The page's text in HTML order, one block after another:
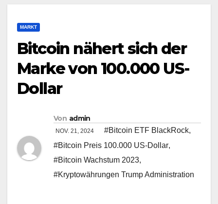
MARKT
Bitcoin nähert sich der
Marke von 100.000 US-
Dollar
Von admin
NOV. 21, 2024 #Bitcoin ETF BlackRock,
#Bitcoin Preis 100.000 US-Dollar,
#Bitcoin Wachstum 2023,
#Kryptowährungen Trump Administration